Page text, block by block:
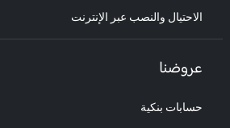
الاحتيال والنصب عبر الإنترنت
عروضنا
حسابات بنكية